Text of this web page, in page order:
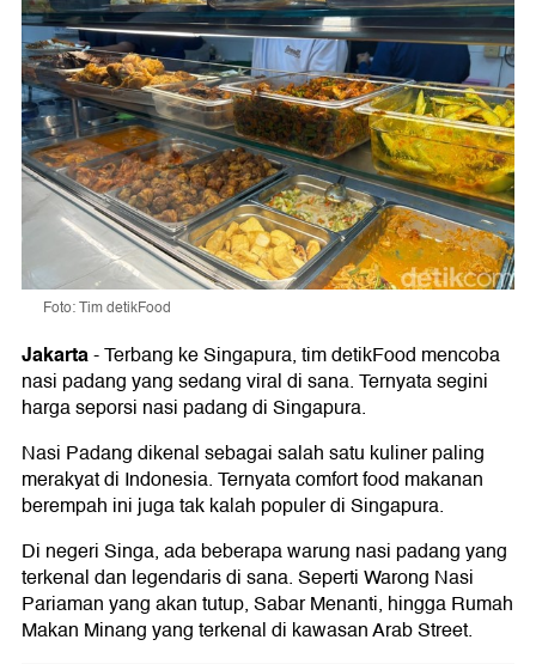
Foto: Tim detikFood
Jakarta-Terbang ke Singapura, tim detikFood mencoba
nasi padang yang sedang viral di sana. Ternyata segini
harga seporsi nasi padang di Singapura.
Nasi Padang dikenal sebagai salah satu kuliner paling
merakyat di Indonesia. Ternyata comfort food makanan
berempah ini juga tak kalah populer di Singapura.
Di negeri Singa, ada beberapa warung nasi padang yang
terkenal dan legendaris di sana. Seperti Warong Nasi
Pariaman yang akan tutup, Sabar Menanti, hingga Rumah
Makan Minang yang terkenal di kawasan Arab Street.